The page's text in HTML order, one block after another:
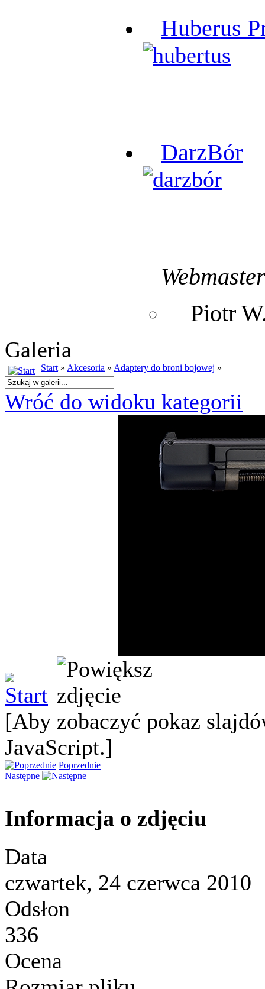
Huberus
DarzBór
Piotr
Galeria
Start » Akcesoria » Adaptery do broni bojowej »
Wróć do widoku kategorii
[Aby zobaczyć pokaz
JavaScript.]
Poprzednie
Następne
Informacja o zdjęciu
Data
czwartek, 24 czerwca 2010
Odsłon
336
Ocena